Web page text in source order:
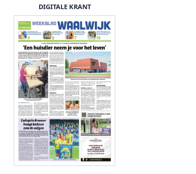
Zeescouts voelen zich
DIGITALE KRANT